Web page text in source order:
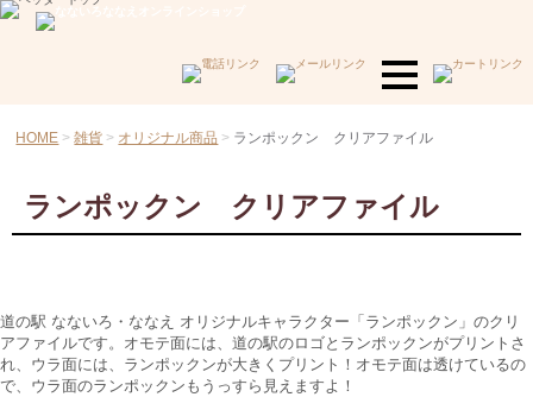
HOME 雑貨 オリジナル商品 ランポックン クリアファイル
ランポックン クリアファイル
道の駅 なないろ・ななえ オリジナルキャラクター「ランポックン」のクリ
アファイルです。オモテ面には、道の駅のロゴとランポックンがプリントさ
れ、ウラ面には、ランポックンが大きくプリント！オモテ面は透けているの
で、ウラ面のランポックンもうっすら見えますよ！